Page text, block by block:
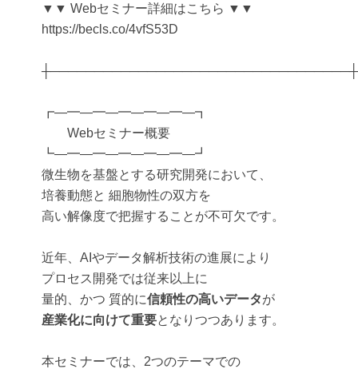
▼▼ Webセミナー詳細はこちら ▼▼
https://becls.co/4vfS53D
┼──────────────────────────────────┼
┏―━―━―━―━―━―┓
Webセミナー概要
┗―━―━―━―━―━―┛
微生物を基盤とする研究開発において、
培養動態と 細胞物性の双方を
高い解像度で把握することが不可欠です。
近年、AIやデータ解析技術の進展により
プロセス開発では従来以上に
量的、かつ 質的に信頼性の高いデータが
産業化に向けて重要となりつつあります。
本セミナーでは、2つのテーマでの